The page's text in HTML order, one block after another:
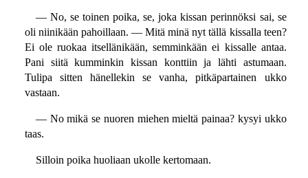
— No, se toinen poika, se, joka kissan perinnöksi sai, se
oli niinikään pahoillaan. — Mitä minä nyt tällä kissalla teen?
Ei ole ruokaa itsellänikään, semminkään ei kissalle antaa.
Pani siitä kumminkin kissan konttiin ja lähti astumaan.
Tulipa sitten hänellekin se vanha, pitkäpartainen ukko
vastaan.
— No mikä se nuoren miehen mieltä painaa? kysyi ukko
taas.
Silloin poika huoliaan ukolle kertomaan.